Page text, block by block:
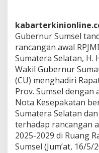
T
a
n
n
i
N
o
t
a
K
e
s
Gubernur Sumsel
rancangan awal
Sumatera Selatan, H.
Wakil Gubernur
(CU) menghadiri
Prov. Sumsel dengan
Nota Kesepakatan
Sumatera Selatan
terhadap rancangan
2025-2029 di Ruang
Sumsel (Jum’at, 16/5/